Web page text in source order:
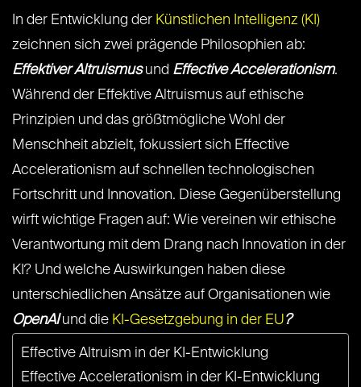
In der Entwicklung der Künstlichen Intelligenz (KI)
zeichnen sich zwei prägende Philosophien ab:
Effektiver Altruismusund Effective Accelerationism.
Während der Effektive Altruismus auf ethische
Prinzipien und das größtmögliche Wohl der
Menschheit abzielt, fokussiert sich Effective
Accelerationism auf schnellen technologischen
Fortschritt und Innovation. Diese Gegenüberstellung
wirft wichtige Fragen auf: Wie vereinen wir ethische
Verantwortung mit dem Drang nach Innovation in der
KI? Und welche Auswirkungen haben diese
unterschiedlichen Ansätze auf Organisationen wie
OpenAI und die KI-Gesetzgebung in der EU?
Effective Altruism in der KI-Entwicklung
Effective Accelerationism in der KI-Entwicklung